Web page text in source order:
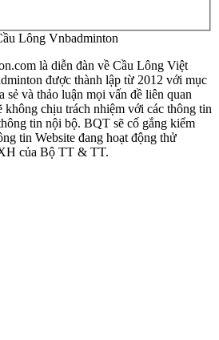
Lông Vnbadminton
là diễn đàn về Cầu Lông Việt
được thành lập từ 2012 với mục
và thảo luận mọi vấn đề liên quan
không chịu trách nhiệm với các thông tin
tin nội bộ. BQT sẽ cố gắng kiểm
tin Website đang hoạt động thử
của Bộ TT & TT.